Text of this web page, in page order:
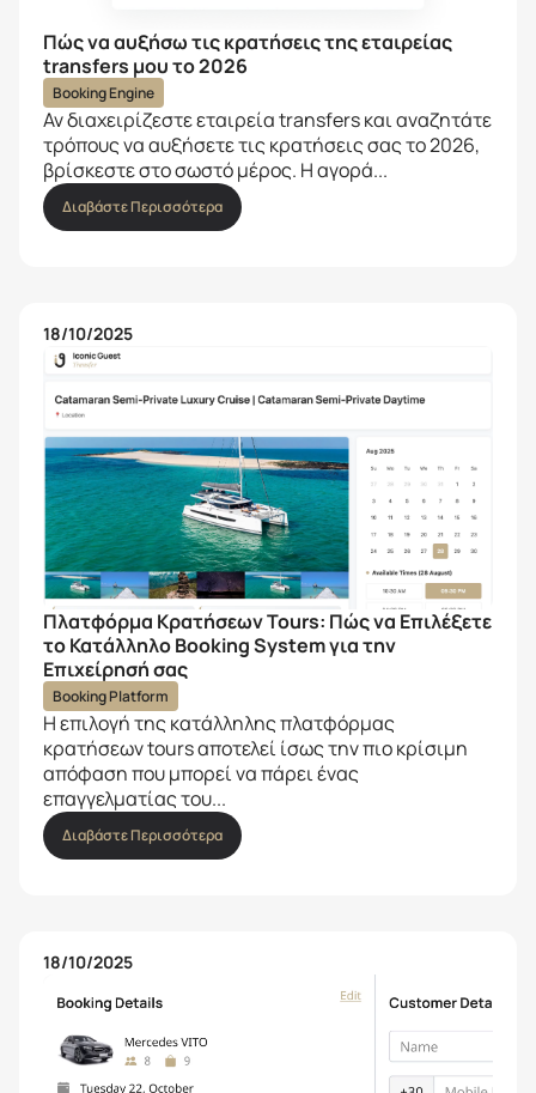
Πώς να αυξήσω τις κρατήσεις της εταιρείας
transfers μου το 2026
Booking Engine
Αν διαχειρίζεστε εταιρεία transfers και αναζητάτε
τρόπους να αυξήσετε τις κρατήσεις σας το 2026,
βρίσκεστε στο σωστό μέρος. Η αγορά...
Διαβάστε Περισσότερα
18/10/2025
Πλατφόρμα Κρατήσεων Tours: Πώς να Επιλέξετε
το Κατάλληλο Booking System για την
Επιχείρησή σας
Booking Platform
Η επιλογή της κατάλληλης πλατφόρμας
κρατήσεων tours αποτελεί ίσως την πιο κρίσιμη
απόφαση που μπορεί να πάρει ένας
επαγγελματίας του...
Διαβάστε Περισσότερα
18/10/2025